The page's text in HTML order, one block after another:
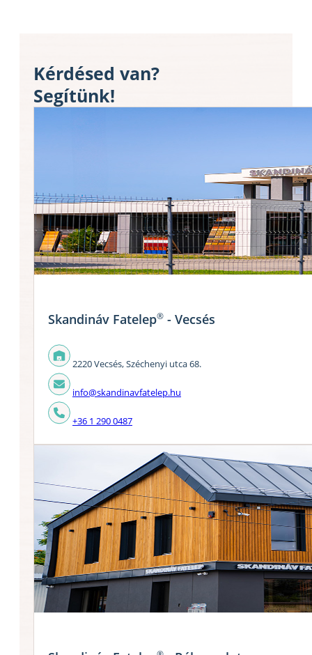
Kérdésed van?
Segítünk!
Skandináv Fatelep® - Vecsés
2220 Vecsés, Széchenyi utca 68.
info@skandinavfatelep.hu
+36 1 290 0487